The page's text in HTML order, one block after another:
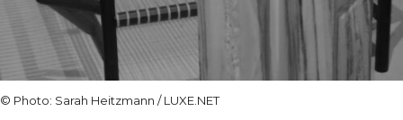
© Photo: Sarah Heitzmann / LUXE.NET